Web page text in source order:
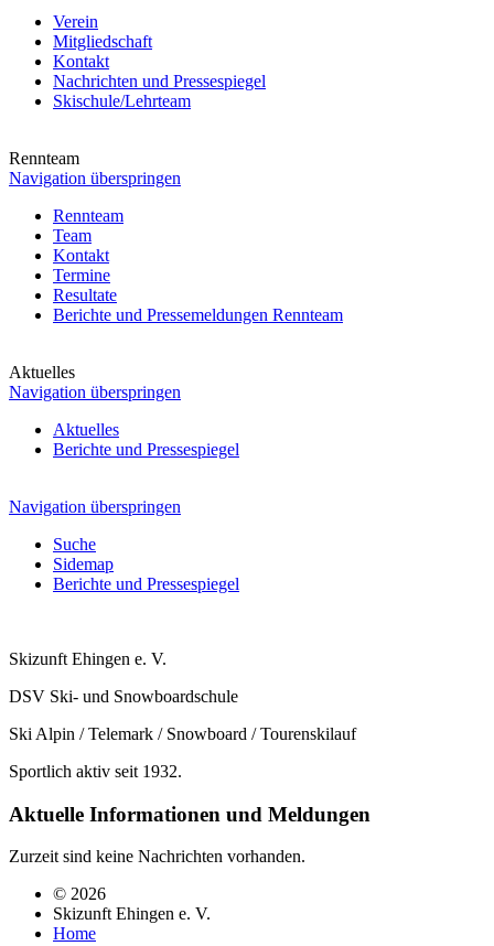
Verein
Mitgliedschaft
Kontakt
Nachrichten und Pressespiegel
Skischule/Lehrteam
Rennteam
Navigation überspringen
Rennteam
Team
Kontakt
Termine
Resultate
Berichte und Pressemeldungen Rennteam
Aktuelles
Navigation überspringen
Aktuelles
Berichte und Pressespiegel
Navigation überspringen
Suche
Sidemap
Berichte und Pressespiegel
Skizunft Ehingen e. V.
DSV Ski- und Snowboardschule
Ski Alpin / Telemark / Snowboard / Tourenskilauf
Sportlich aktiv seit 1932.
Aktuelle Informationen und Meldungen
Zurzeit sind keine Nachrichten vorhanden.
© 2026
Skizunft Ehingen e. V.
Home